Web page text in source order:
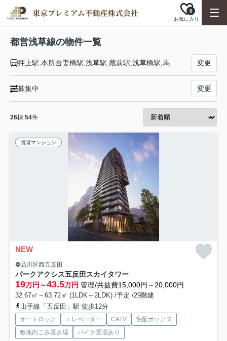
お気に入り
0
都営浅草線の物件一覧
変更
募集中 変更
26棟 54件
賃貸マンション
NEW
品川区西五反田
パークアクシス五反田スカイタワー
19万円～43.5万円 管理/共益費15,000円～20,000円
32.67㎡～63.72㎡ (1LDK～2LDK) /予定 /29階建
山手線「五反田」駅 徒歩12分
オートロック エレベーター CATV
宅配ボックス
敷地内ごみ置き場
バイク置場あり